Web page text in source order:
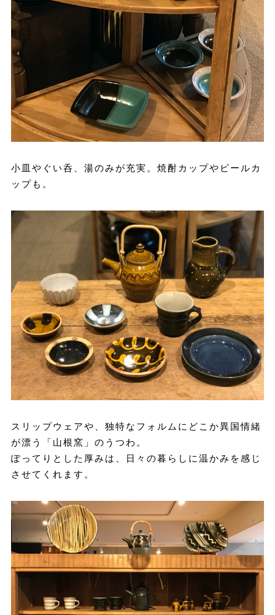
小皿やぐい呑、湯のみが充実。焼酎カップやビールカ
ップも。
スリップウェアや、独特なフォルムにどこか異国情緒
が漂う「山根窯」のうつわ。
ぽってりとした厚みは、日々の暮らしに温かみを感じ
させてくれます。